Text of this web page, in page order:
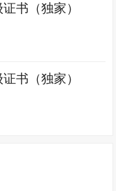
书（独家）
书（独家）